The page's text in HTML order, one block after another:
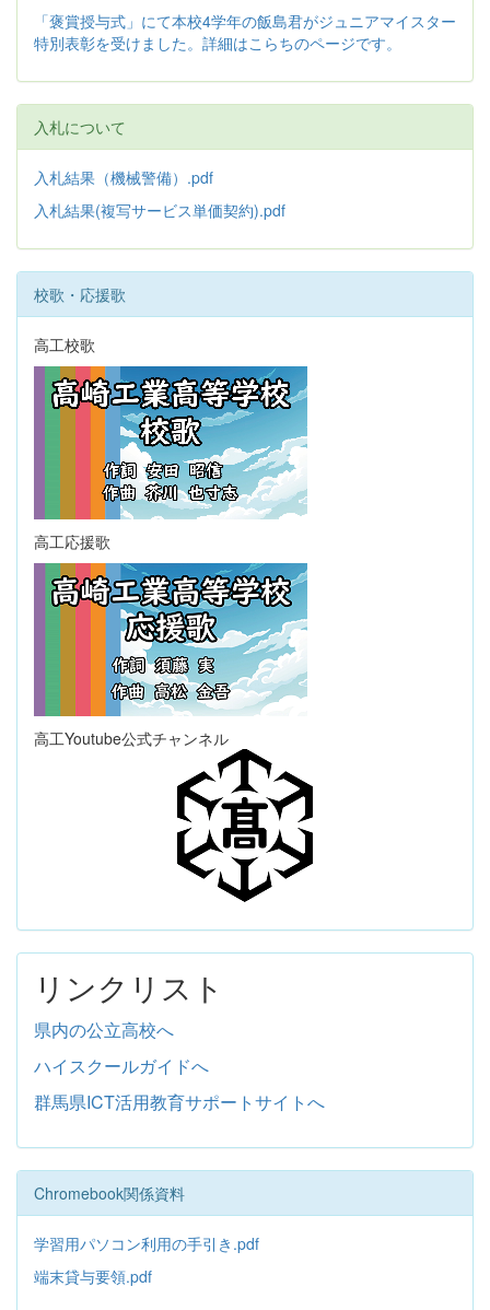
「褒賞授与式」にて本校4学年の飯島君がジュニアマイスター
特別表彰を受けました。詳細はこらちのページです。
入札について
入札結果（機械警備）.pdf
入札結果(複写サービス単価契約).pdf
校歌・応援歌
高工校歌
高工応援歌
高工Youtube公式チャンネル
リンクリスト
県内の公立高校へ
ハイスクールガイドへ
群馬県ICT活用教育サポートサイトへ
Chromebook関係資料
学習用パソコン利用の手引き.pdf
端末貸与要領.pdf